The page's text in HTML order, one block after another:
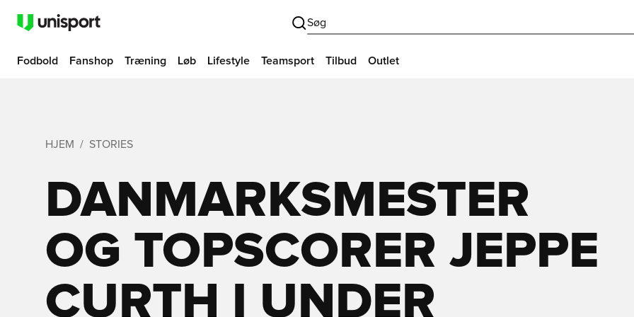
Søg
Fodbold Fanshop Træning Løb Lifestyle Teamsport Tilbud Outlet
HJEM STORIES
DANMARKSMESTER
OG TOPSCORER JEPPE
CURTH I UNDER